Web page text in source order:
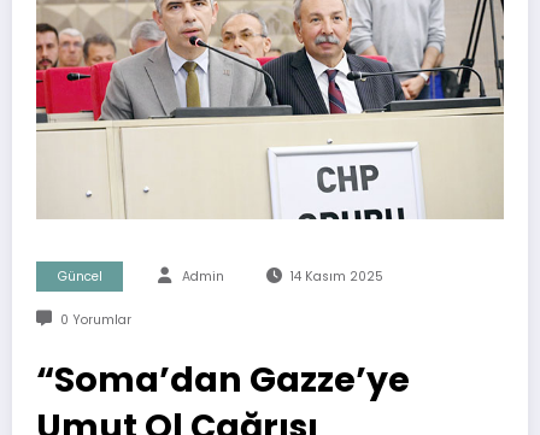
Güncel Admin 14 Kasım 2025
0 Yorumlar
“Soma’dan Gazze’ye